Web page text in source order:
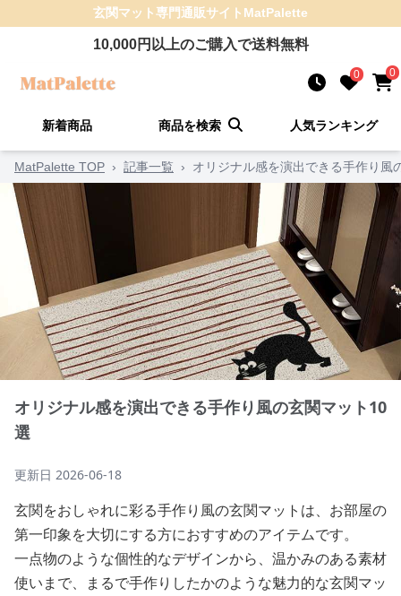
玄関マット専門通販サイト MatPalette
10,000円以上のご購入で送料無料
0 0
新着商品 商品を検索 人気ランキング
MatPalette TOP › 記事一覧 › オリジナル感を演出できる手作り風
オリジナル感を演出できる手作り風の玄関マット10
選
更新日 2026-06-18
玄関をおしゃれに彩る手作り風の玄関マットは、お部屋の
第一印象を大切にする方におすすめのアイテムです。
一点物のような個性的なデザインから、温かみのある素材
使いまで、まるで手作りしたかのような魅力的な玄関マッ